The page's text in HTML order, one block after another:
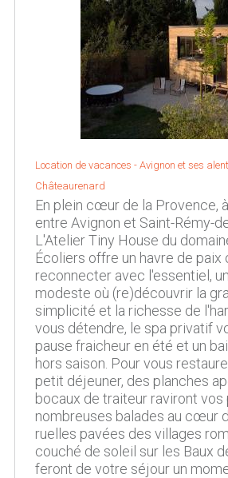
Location de vacances - Avignon et ses
Châteaurenard
En plein cœur de la Provence,
entre Avignon et Saint-Rémy-
L'Atelier Tiny House du
Écoliers offre un havre de paix
reconnecter avec l'essentiel,
modeste où (re)découvrir la
simplicité et la richesse de
vous détendre, le spa privatif
pause fraicheur en été et un
hors saison. Pour vous
petit déjeuner, des planches
bocaux de traiteur raviront vos
nombreuses balades au cœur
ruelles pavées des villages
couché de soleil sur les Baux
feront de votre séjour un